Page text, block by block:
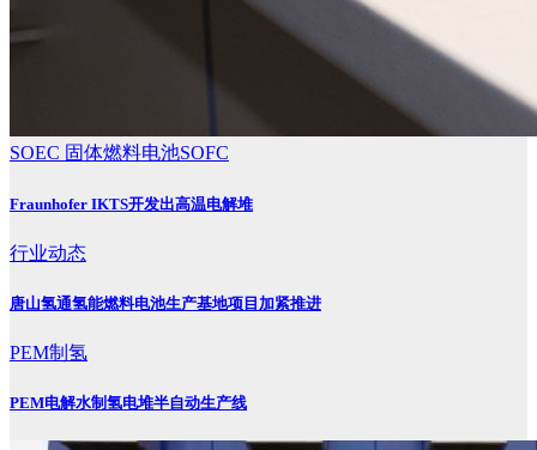
SOEC 固体燃料电池SOFC
Fraunhofer IKTS开发出高温电解堆
行业动态
唐山氢通氢能燃料电池生产基地项目加紧推进
PEM制氢
PEM电解水制氢电堆半自动生产线